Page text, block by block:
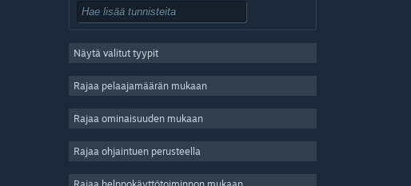
Simulaatio
Strategia
2D
Pelaa ilmaiseksi
Näytä valitut tyypit
Rajaa pelaajamäärän mukaan
Rajaa ominaisuuden mukaan
Rajaa ohjaintuen perusteella